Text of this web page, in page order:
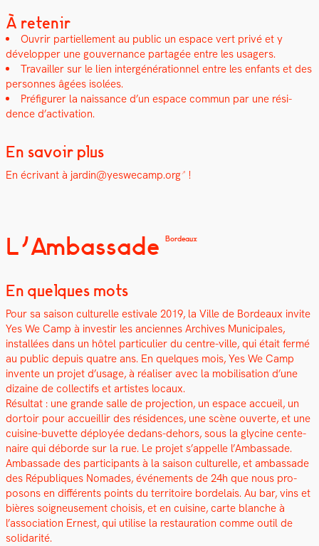
À retenir
Ouvrir par­tielle­ment au pub­lic un espace vert privé et y
dévelop­per une gou­ver­nance partagée entre les usagers.
Tra­vailler sur le lien intergénéra­tionnel entre les enfants et des
per­son­nes âgées isolées.
Pré­fig­ur­er la nais­sance d’un espace com­mun par une rési­
dence d’activation.
En savoir plus
En écrivant à jardin@yeswecamp.org !
L’Ambassade Bordeaux
En quelques mots
Pour sa sai­son cul­turelle esti­vale 2019, la Ville de Bor­deaux invite
Yes We Camp à inve­stir les anci­ennes Archives Munic­i­pales,
instal­lées dans un hôtel par­ti­c­uli­er du cen­tre-ville, qui était fer­mé
au pub­lic depuis qua­tre ans. En quelques mois, Yes We Camp
invente un pro­jet d’usage, à réalis­er avec la mobil­i­sa­tion d’une
dizaine de col­lec­tifs et artistes locaux.
Résul­tat : une grande salle de pro­jec­tion, un espace accueil, un
dor­toir pour accueil­lir des rési­dences, une scène ouverte, et une
cui­sine-buvette déployée dedans-dehors, sous la glycine cen­te­
naire qui débor­de sur la rue. Le pro­jet s’appelle l’Ambassade.
Ambas­sade des par­tic­i­pants à la sai­son cul­turelle, et ambas­sade
des Républiques Nomades, événe­ments de 24h que nous pro­
posons en dif­férents points du ter­ri­toire bor­de­lais. Au bar, vins et
bières soigneuse­ment choi­sis, et en cui­sine, carte blanche à
l’association Ernest, qui utilise la restau­ra­tion comme out­il de
sol­i­dar­ité.